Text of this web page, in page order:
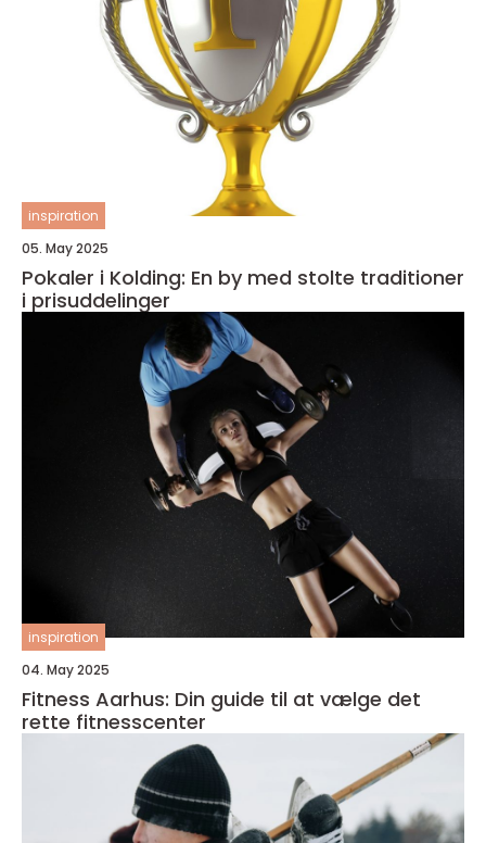
inspiration
05. May 2025
Pokaler i Kolding: En by med stolte traditioner
i prisuddelinger
inspiration
04. May 2025
Fitness Aarhus: Din guide til at vælge det
rette fitnesscenter